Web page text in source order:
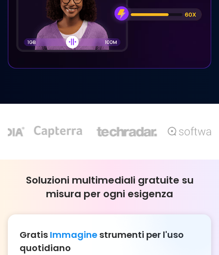
Soluzioni multimediali gratuite su
misura per ogni esigenza
Gratis Immagine strumenti per l'uso
quotidiano